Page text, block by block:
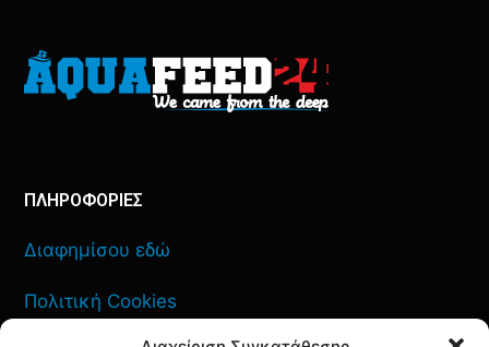
ΠΛΗΡΟΦΟΡΙΕΣ
Διαφημίσου εδώ
Πολιτική Cookies